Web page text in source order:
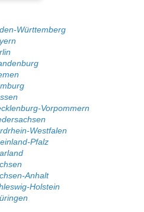
Württemberg
Vorpommern
Westfalen
Pfalz
Anhalt
Holstein